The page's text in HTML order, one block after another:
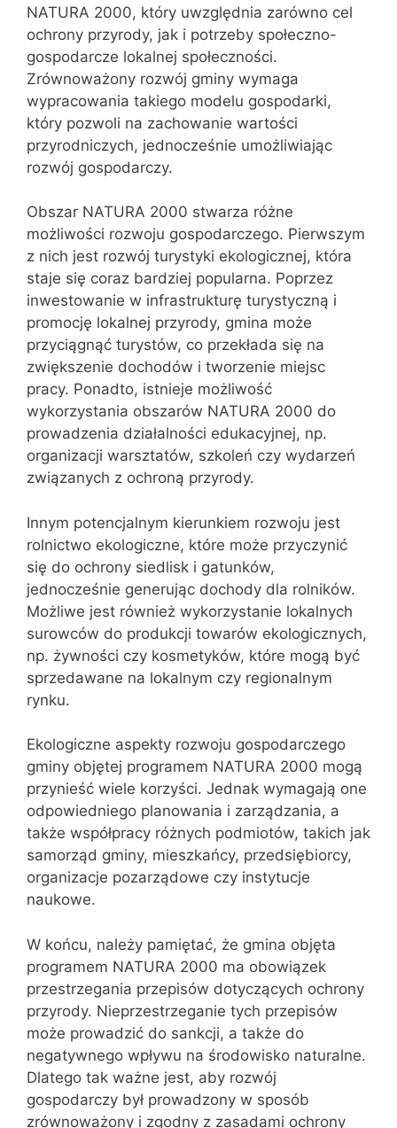
NATURA 2000, który uwzględnia zarówno cel
ochrony przyrody, jak i potrzeby społeczno-
gospodarcze lokalnej społeczności.
Zrównoważony rozwój gminy wymaga
wypracowania takiego modelu gospodarki,
który pozwoli na zachowanie wartości
przyrodniczych, jednocześnie umożliwiając
rozwój gospodarczy.
Obszar NATURA 2000 stwarza różne
możliwości rozwoju gospodarczego. Pierwszym
z nich jest rozwój turystyki ekologicznej, która
staje się coraz bardziej popularna. Poprzez
inwestowanie w infrastrukturę turystyczną i
promocję lokalnej przyrody, gmina może
przyciągnąć turystów, co przekłada się na
zwiększenie dochodów i tworzenie miejsc
pracy. Ponadto, istnieje możliwość
wykorzystania obszarów NATURA 2000 do
prowadzenia działalności edukacyjnej, np.
organizacji warsztatów, szkoleń czy wydarzeń
związanych z ochroną przyrody.
Innym potencjalnym kierunkiem rozwoju jest
rolnictwo ekologiczne, które może przyczynić
się do ochrony siedlisk i gatunków,
jednocześnie generując dochody dla rolników.
Możliwe jest również wykorzystanie lokalnych
surowców do produkcji towarów ekologicznych,
np. żywności czy kosmetyków, które mogą być
sprzedawane na lokalnym czy regionalnym
rynku.
Ekologiczne aspekty rozwoju gospodarczego
gminy objętej programem NATURA 2000 mogą
przynieść wiele korzyści. Jednak wymagają one
odpowiedniego planowania i zarządzania, a
także współpracy różnych podmiotów, takich jak
samorząd gminy, mieszkańcy, przedsiębiorcy,
organizacje pozarządowe czy instytucje
naukowe.
W końcu, należy pamiętać, że gmina objęta
programem NATURA 2000 ma obowiązek
przestrzegania przepisów dotyczących ochrony
przyrody. Nieprzestrzeganie tych przepisów
może prowadzić do sankcji, a także do
negatywnego wpływu na środowisko naturalne.
Dlatego tak ważne jest, aby rozwój
gospodarczy był prowadzony w sposób
zrównoważony i zgodny z zasadami ochrony